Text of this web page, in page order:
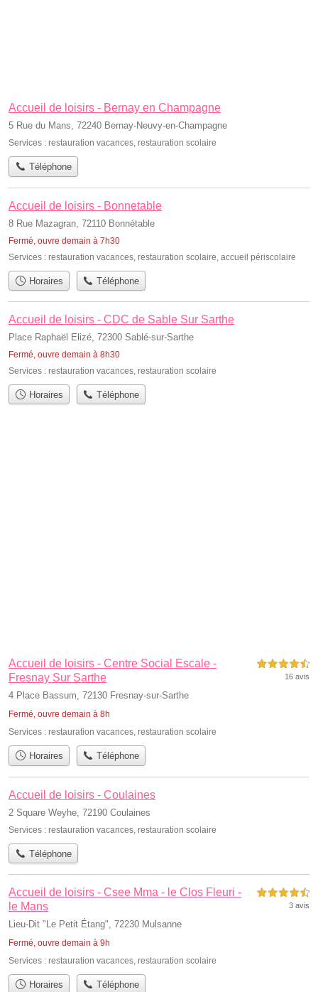
Accueil de loisirs - Bernay en Champagne
5 Rue du Mans, 72240 Bernay-Neuvy-en-Champagne
Services : restauration vacances, restauration scolaire
Téléphone
Accueil de loisirs - Bonnetable
8 Rue Mazagran, 72110 Bonnétable
Fermé, ouvre demain à 7h30
Services : restauration vacances restauration scolaire accueil périscolaire
Horaires Téléphone
Accueil de loisirs - CDC de Sable Sur Sarthe
Place Raphaël Elizé, 72300 Sablé-sur-Sarthe
Fermé, ouvre demain à 8h30
Services : restauration vacances, restauration scolaire
Horaires Téléphone
Accueil de loisirs - Centre Social Escale -
Fresnay Sur Sarthe
4 Place Bassum, 72130 Fresnay-sur-Sarthe
Fermé, ouvre demain à 8h
4,5 étoiles sur 5
16 avis
Services : restauration vacances, restauration scolaire
Horaires Téléphone
Accueil de loisirs - Coulaines
2 Square Weyhe, 72190 Coulaines
Services : restauration vacances restauration scolaire
Téléphone
Accueil de loisirs - Csee Mma - le Clos Fleuri -
le Mans
Lieu-Dit "Le Petit Étang", 72230 Mulsanne
Fermé, ouvre demain à 9h
4,5 étoiles sur 5
3 avis
Services : restauration vacances, restauration scolaire
Horaires Téléphone